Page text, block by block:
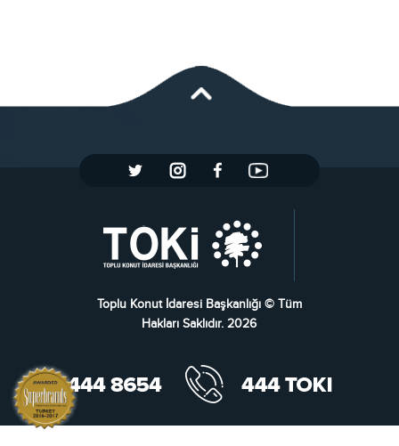
Toplu Konut İdaresi Başkanlığı © Tüm
Hakları Saklıdır. 2026